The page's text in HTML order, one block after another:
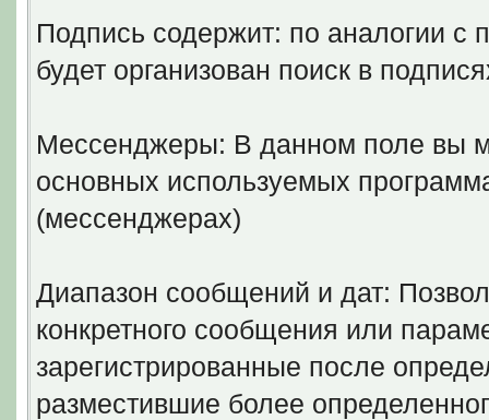
Подпись содержит: по аналогии с
будет организован поиск в
Мессенджеры: В данном поле вы
основных используемых
(мессенджерах)
Диапазон сообщений и дат:
конкретного сообщения или
зарегистрированные после
разместившие более